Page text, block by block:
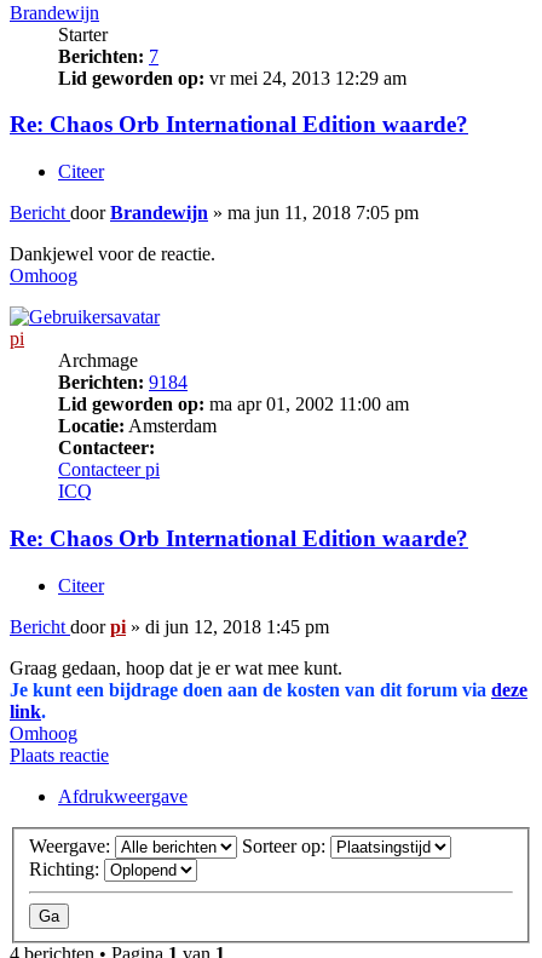
Brandewijn
Starter
Berichten: 7
Lid geworden op: vr mei 24, 2013 12:29 am
Re: Chaos Orb International Edition waarde?
Citeer
Bericht doorBrandewijn » ma jun 11, 2018 7:05 pm
Dankjewel voor de reactie.
Omhoog
pi
Archmage
Berichten: 9184
Lid geworden op: ma apr 01, 2002 11:00 am
Locatie: Amsterdam
Contacteer:
Contacteer pi
ICQ
Re: Chaos Orb International Edition waarde?
Citeer
Bericht doorpi » di jun 12, 2018 1:45 pm
Graag gedaan, hoop dat je er wat mee kunt.
Je kunt een bijdrage doen aan de kosten van dit forum via deze
link.
Omhoog
Plaats reactie
Afdrukweergave
Weergave:
Sorteer op:
Richting: